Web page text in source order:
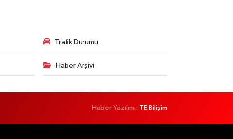
Trafik Durumu
Haber Arşivi
Haber Yazılımı: TE Bilişim